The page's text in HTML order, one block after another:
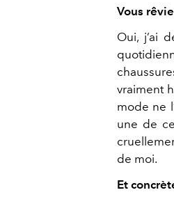
Vous
Oui, j’ai
vraiment
mode ne
une de
de moi.
Et